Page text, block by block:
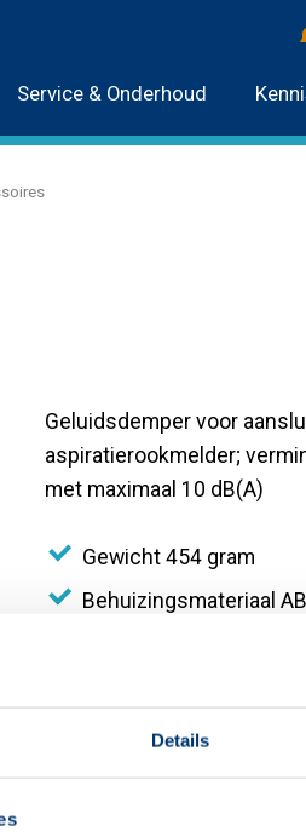
Details
Service & Onderhoud
Geluidsdemper voor
aspiratierookmelder;
met maximaal 10 dB(A)
Gewicht 454 gram
Behuizingsmateriaal